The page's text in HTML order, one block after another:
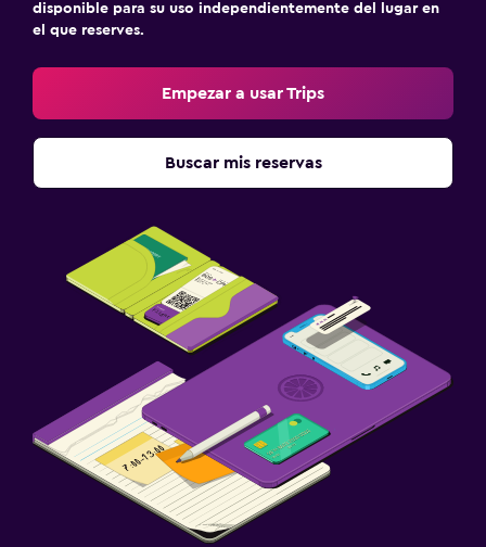
disponible para su uso independientemente del lugar en
el que reserves.
Empezar a usar Trips
Buscar mis reservas